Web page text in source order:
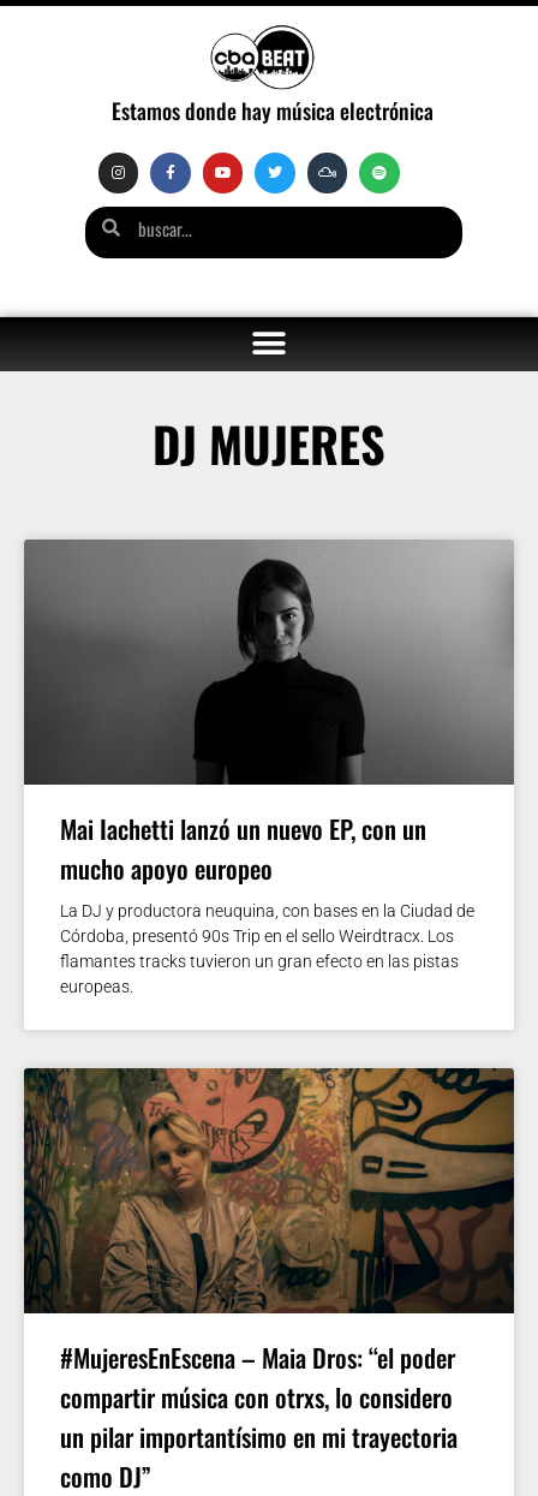
Estamos donde hay música electrónica
DJ MUJERES
Mai Iachetti lanzó un nuevo EP, con un
mucho apoyo europeo
La DJ y productora neuquina, con bases en la Ciudad de
Córdoba, presentó 90s Trip en el sello Weirdtracx. Los
flamantes tracks tuvieron un gran efecto en las pistas
europeas.
#MujeresEnEscena – Maia Dros: “el poder
compartir música con otrxs, lo considero
un pilar importantísimo en mi trayectoria
como DJ”